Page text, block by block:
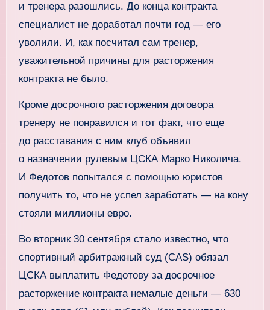
и тренера разошлись. До конца контракта
специалист не доработал почти год — его
уволили. И, как посчитал сам тренер,
уважительной причины для расторжения
контракта не было.
Кроме досрочного расторжения договора
тренеру не понравился и тот факт, что еще
до расставания с ним клуб объявил
о назначении рулевым ЦСКА Марко Николича.
И Федотов попытался с помощью юристов
получить то, что не успел заработать — на кону
стояли миллионы евро.
Во вторник 30 сентября стало известно, что
спортивный арбитражный суд (CAS) обязал
ЦСКА выплатить Федотову за досрочное
расторжение контракта немалые деньги — 630